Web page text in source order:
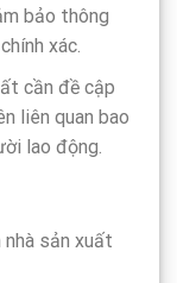
bảo thông
xác.
cần đề cập
liên quan bao
lao động.
sản xuất